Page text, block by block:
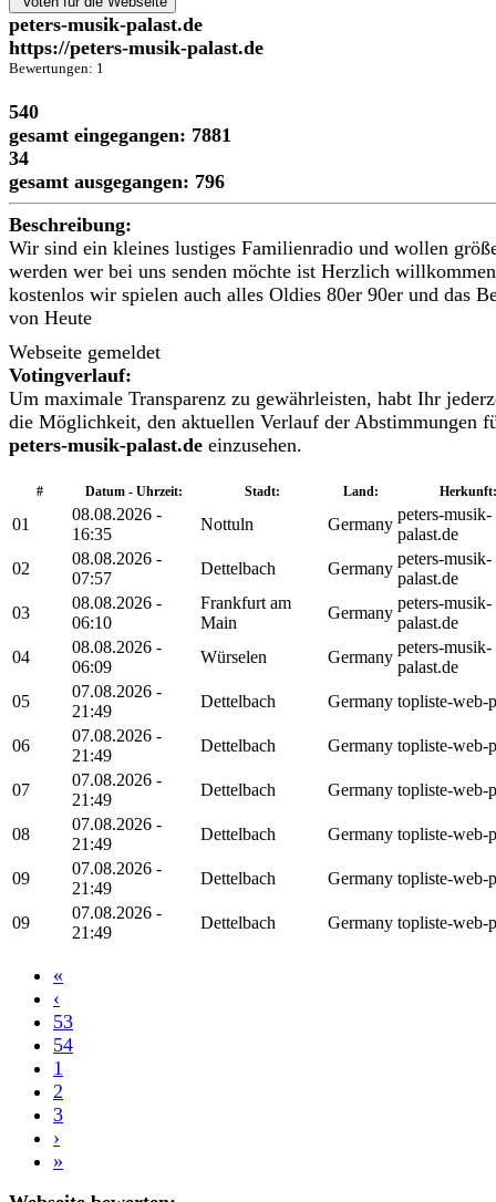
peters-musik-palast.de
https://peters-musik-palast.de
Bewertungen: 1
540
gesamt eingegangen: 7881
34
gesamt ausgegangen: 796
Beschreibung:
Wir sind ein kleines lustiges Familienradio und wollen
werden wer bei uns senden möchte ist Herzlich willkommen
kostenlos wir spielen auch alles Oldies 80er 90er und das
von Heute
Webseite gemeldet
Votingverlauf:
Um maximale Transparenz zu gewährleisten, habt Ihr
die Möglichkeit, den aktuellen Verlauf der Abstimmungen
peters-musik-palast.de einzusehen.
# Datum - Uhrzeit: Stadt: Land: Herkunft:
01
08.08.2026 -
16:35
Nottuln Germany
peters-musik-
palast.de
02
08.08.2026 -
07:57
Dettelbach Germany
peters-musik-
palast.de
03
08.08.2026 -
06:10
Frankfurt am
Main
Germany
peters-musik-
palast.de
04
08.08.2026 -
06:09
Würselen Germany
peters-musik-
palast.de
05
07.08.2026 -
21:49
Dettelbach Germany topliste-web-
06
07.08.2026 -
21:49
Dettelbach Germany topliste-web-
07
07.08.2026 -
21:49
Dettelbach Germany topliste-web-
08
07.08.2026 -
21:49
Dettelbach Germany topliste-web-
09
07.08.2026 -
21:49
Dettelbach Germany topliste-web-
09
07.08.2026 -
21:49
Dettelbach Germany topliste-web-
«
‹
53
54
1
2
3
›
»